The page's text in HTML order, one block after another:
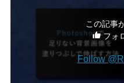
この記事
フォ
Follow